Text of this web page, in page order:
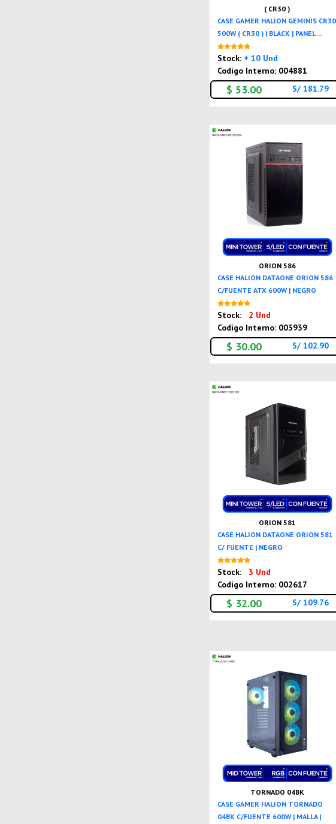
( CR30 )
CASE GAMER HALION GEMINIS CR30
500W ( CR30 ) | BLACK | PANEL ...
Stock: + 10 Und
Codigo Interno: 004881
$ 53.00 S/ 181.79
ORION 586
CASE HALION DATAONE ORION 586
C/FUENTE ATX 600W | NEGRO
Stock:
2 Und
Codigo Interno: 003939
$ 30.00 S/ 102.90
ORION 581
CASE HALION DATAONE ORION 581
C/ FUENTE | NEGRO
Stock:
3 Und
Codigo Interno: 002617
$ 32.00 S/ 109.76
TORNADO 04BK
CASE GAMER HALION TORNADO
04BK C/FUENTE 600W | MALLA |